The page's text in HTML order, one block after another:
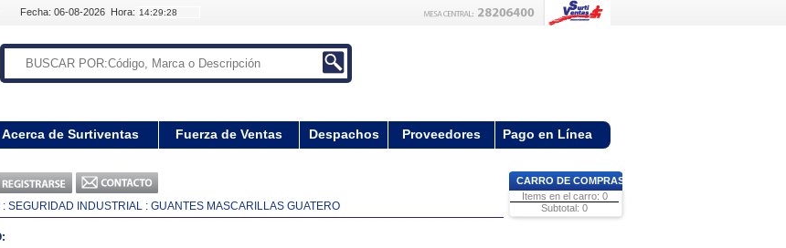
Fecha: 06-08-2026 Hora:
Acerca de Surtiventas Fuerza de Ventas Despachos Proveedores Pago en Línea
: SEGURIDAD INDUSTRIAL : GUANTES MASCARILLAS GUATERO
CARRO DE COMPRAS
Items en el carro: 0
Subtotal: 0